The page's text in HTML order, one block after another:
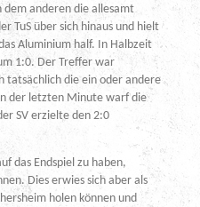
dem anderen die allesamt
TuS über sich hinaus und hielt
Aluminium half. In Halbzeit
1:0. Der Treffer war
tatsächlich die ein oder andere
der letzten Minute warf die
SV erzielte den 2:0
das Endspiel zu haben,
Dies erwies sich aber als
holen können und